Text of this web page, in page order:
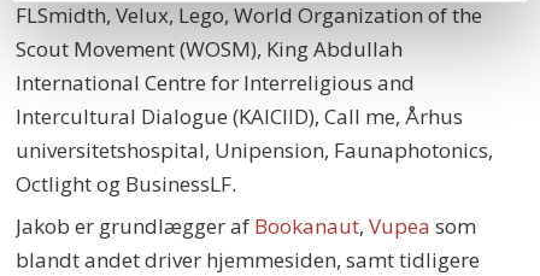
FLSmidth, Velux, Lego, World Organization of the
Scout Movement (WOSM), King Abdullah
International Centre for Interreligious and
Intercultural Dialogue (KAICIID), Call me, Århus
universitetshospital, Unipension, Faunaphotonics,
Octlight og BusinessLF.
Jakob er grundlægger af Bookanaut,Vupea som
blandt andet driver hjemmesiden, samt tidligere